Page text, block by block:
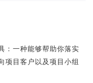
：一种能够帮助你落实
项目客户以及项目小组